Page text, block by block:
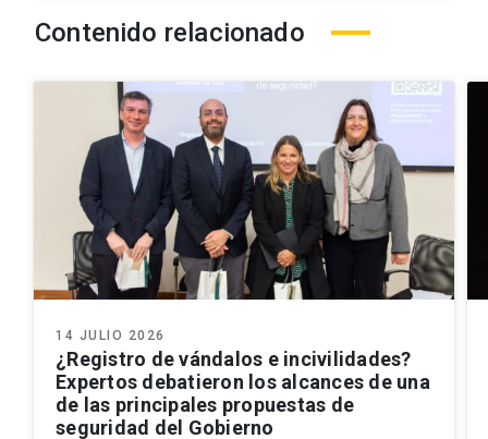
Contenido relacionado
14 JULIO 2026
¿Registro de vándalos e incivilidades?
Expertos debatieron los alcances de una
de las principales propuestas de
seguridad del Gobierno